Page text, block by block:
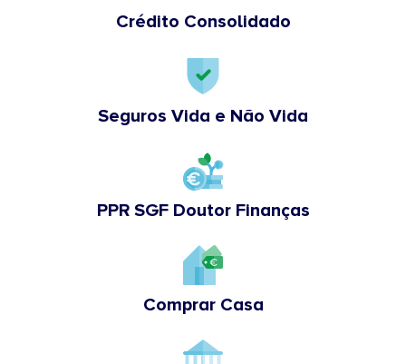
Crédito Consolidado
Seguros Vida e Não Vida
PPR SGF Doutor Finanças
Comprar Casa